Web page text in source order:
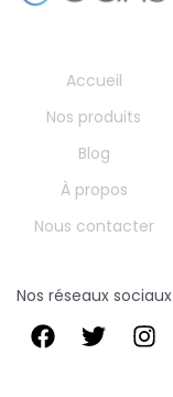
Accueil
Nos produits
Blog
À propos
Nous contacter
Nos réseaux sociaux